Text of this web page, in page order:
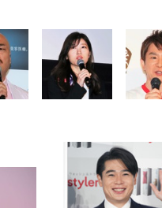
SIHOO B100 オフィスチェア
／デスクチェア メッシュチェ
ア 人間工学 疲れない ブラッ
度
￥
EIZO ビジネス向けプレミア
EV2740X-WT | 27.0型4K
UHD・USB Type-C・ホワイ
【純
ク付
￥
Amazonベーシック ペットシ
ーツ 厚型 ワイド 42枚x2袋(84
枚) ホワイト(吸収面:ライトブ
￥